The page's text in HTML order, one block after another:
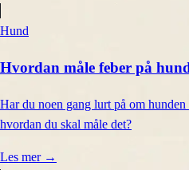
Hund
Hvordan måle feber på
Har du noen gang lurt på om
hvordan du skal måle det?
Les mer →